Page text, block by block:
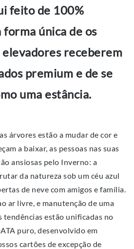
feito de 100%
única de os
receberem
premium e de se
uma estância.
árvores estão a mudar de cor e
a baixar, as pessoas nas suas
ansiosas pelo Inverno: a
da natureza sob um céu azul
de neve com amigos e família.
ar livre, e manutenção de uma
tendências estão unificadas no
puro, desenvolvido em
cartões de excepção de